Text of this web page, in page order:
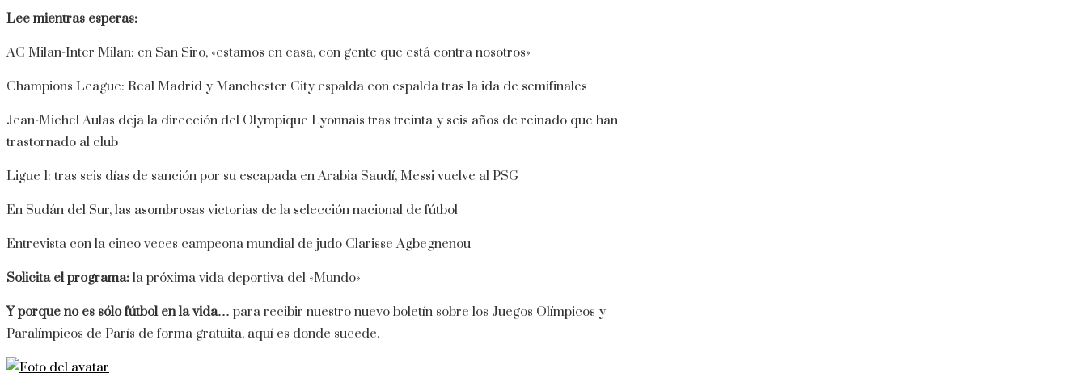
Lee mientras esperas:
AC Milan-Inter Milan: en San Siro, «estamos en casa, con gente que está contra nosotros»
Champions League: Real Madrid y Manchester City espalda con espalda tras la ida de semifinales
Jean-Michel Aulas deja la dirección del Olympique Lyonnais tras treinta y seis años de reinado que han
trastornado al club
Ligue 1: tras seis días de sanción por su escapada en Arabia Saudí, Messi vuelve al PSG
En Sudán del Sur, las asombrosas victorias de la selección nacional de fútbol
Entrevista con la cinco veces campeona mundial de judo Clarisse Agbegnenou
Solicita el programa: la próxima vida deportiva del «Mundo»
Y porque no es sólo fútbol en la vida… para recibir nuestro nuevo boletín sobre los Juegos Olímpicos y
Paralímpicos de París de forma gratuita, aquí es donde sucede.